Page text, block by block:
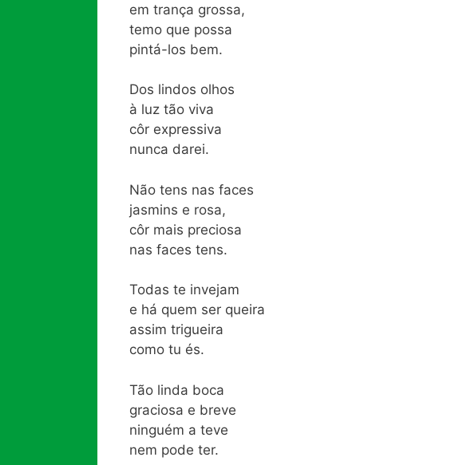
em trança grossa,
temo que possa
pintá-los bem.
Dos lindos olhos
à luz tão viva
côr expressiva
nunca darei.
Não tens nas faces
jasmins e rosa,
côr mais preciosa
nas faces tens.
Todas te invejam
e há quem ser queira
assim trigueira
como tu és.
Tão linda boca
graciosa e breve
ninguém a teve
nem pode ter.